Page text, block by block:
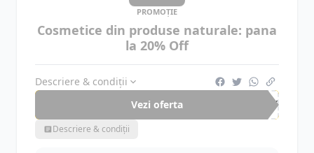
PROMOȚIE
Cosmetice din produse naturale: pana
la 20% Off
Descriere & condiții
Vezi oferta
-20%
Descriere & condiții